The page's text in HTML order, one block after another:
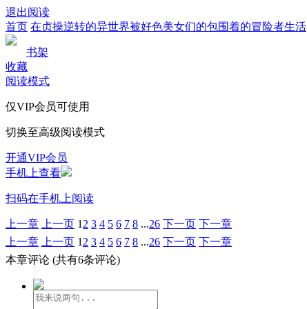
退出阅读
首页 在贞操逆转的异世界被好色美女们的包围着的冒险者生活
书架
收藏
阅读模式
仅VIP会员可使用
切换至高级阅读模式
开通VIP会员
手机上查看
扫码在手机上阅读
上一章 上一页 1 2 3 4 5 6 7 8 ...26 下一页 下一章
上一章
上一页 1 2 3 4 5 6 7 8 ...26 下一页 下一章
本章评论 (共有6条评论)